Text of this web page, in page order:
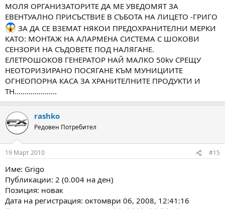
МОЛЯ ОРГАНИЗАТОРИТЕ ДА МЕ УВЕДОМЯТ ЗА
ЕВЕНТУАЛНО ПРИСЪСТВИЕ В СЪБОТА НА ЛИЦЕТО -ГРИГО
ЗА ДА СЕ ВЗЕМАТ НЯКОИ ПРЕДОХРАНИТЕЛНИ МЕРКИ
КАТО: МОНТАЖ НА АЛАРМЕНА СИСТЕМА С ШОКОВИ
СЕНЗОРИ НА СЪДОВЕТЕ ПОД НАЛЯГАНЕ.
ЕЛЕТРОШОКОВ ГЕНЕРАТОР НАЙ МАЛКО 50kv СРЕЩУ
НЕОТОРИЗИРАНО ПОСЯГАНЕ КЪМ МУНИЦИИТЕ
ОГНЕОПОРНА КАСА ЗА ХРАНИТЕЛНИТЕ ПРОДУКТИ И
ТН.....................
rashko
Редовен Потребител
19 Март 2010 #15
Име: Grigo
Публикации: 2 (0.004 на ден)
Позиция: новак
Дата на регистрация: октомври 06, 2008, 12:41:16